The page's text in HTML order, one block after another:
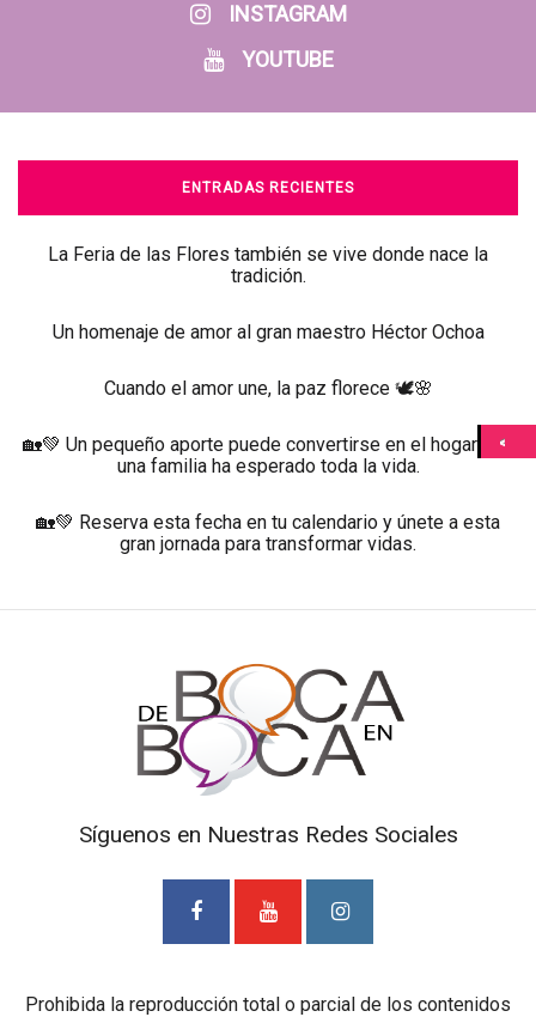
INSTAGRAM
YOUTUBE
ENTRADAS RECIENTES
La Feria de las Flores también se vive donde nace la
tradición.
Un homenaje de amor al gran maestro Héctor Ochoa
Cuando el amor une, la paz florece 🕊️🌸
🏡💚 Un pequeño aporte puede convertirse en el hogar que
una familia ha esperado toda la vida.
🏡💚 Reserva esta fecha en tu calendario y únete a esta
gran jornada para transformar vidas.
Síguenos en Nuestras Redes Sociales
Prohibida la reproducción total o parcial de los contenidos